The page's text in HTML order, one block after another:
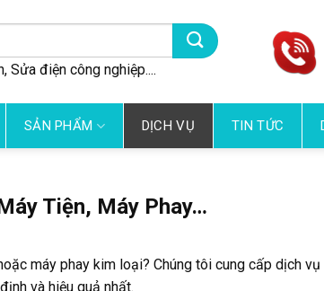
Sửa điện công nghiệp....
SẢN PHẨM DỊCH VỤ TIN TỨC
Tiện, Máy Phay…
máy phay kim loại? Chúng tôi cung cấp dịch
và hiệu quả nhất.